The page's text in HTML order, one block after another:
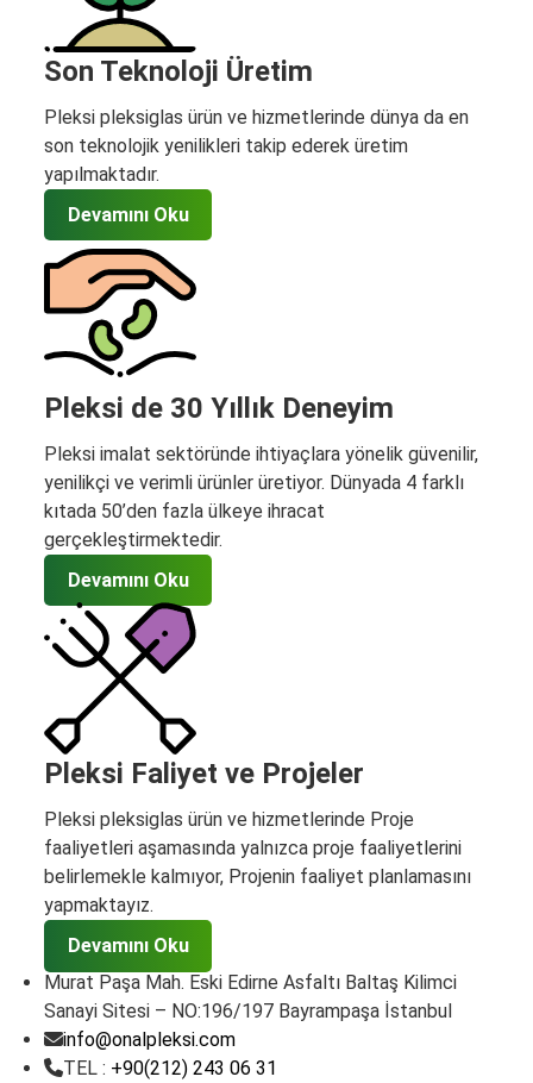
Son Teknoloji Üretim
Pleksi pleksiglas ürün ve hizmetlerinde dünya da en
son teknolojik yenilikleri takip ederek üretim
yapılmaktadır.
Devamını Oku
Pleksi de 30 Yıllık Deneyim
Pleksi imalat sektöründe ihtiyaçlara yönelik güvenilir,
yenilikçi ve verimli ürünler üretiyor. Dünyada 4 farklı
kıtada 50’den fazla ülkeye ihracat
gerçekleştirmektedir.
Devamını Oku
Pleksi Faliyet ve Projeler
Pleksi pleksiglas ürün ve hizmetlerinde Proje
faaliyetleri aşamasında yalnızca proje faaliyetlerini
belirlemekle kalmıyor, Projenin faaliyet planlamasını
yapmaktayız.
Devamını Oku
Murat Paşa Mah. Eski Edirne Asfaltı Baltaş Kilimci
Sanayi Sitesi – NO:196/197 Bayrampaşa İstanbul
info@onalpleksi.com
TEL : +90(212) 243 06 31